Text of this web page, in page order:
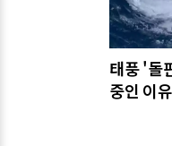
태풍 '돌
중인 이유